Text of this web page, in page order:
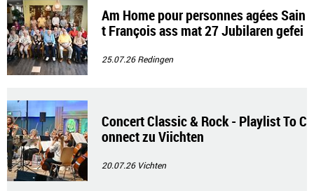
Am Home pour personnes agées Sain
t François ass mat 27 Jubilaren gefei
25.07.26Redingen
Concert Classic & Rock - Playlist To C
onnect zu Viichten
20.07.26 Vichten